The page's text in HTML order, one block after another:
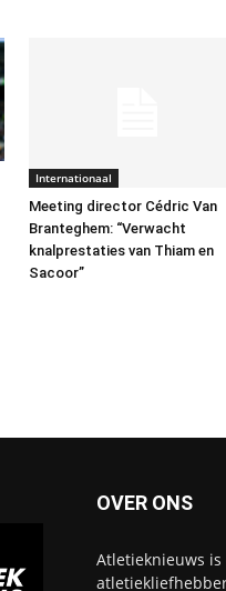
Internationaal
Meeting director Cédric Van
Branteghem: “Verwacht
knalprestaties van Thiam en
Sacoor”
OVER ONS
Atletieknieuws is